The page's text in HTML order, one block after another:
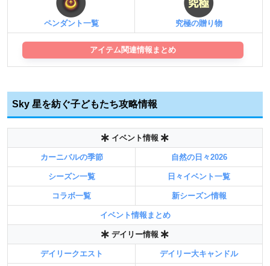
ペンダント一覧 究極の贈り物
アイテム関連情報まとめ
Sky 星を紡ぐ子どもたち攻略情報
イベント情報
カーニバルの季節 自然の日々2026
シーズン一覧 日々イベント一覧
コラボ一覧 新シーズン情報
イベント情報まとめ
デイリー情報
デイリークエスト デイリー大キャンドル